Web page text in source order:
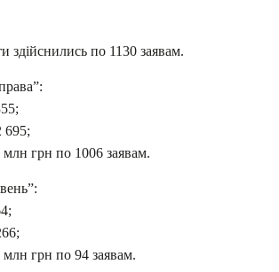
здійснились по 1130 заявам.
695;
грн по 1006 заявам.
грн по 94 заявам.